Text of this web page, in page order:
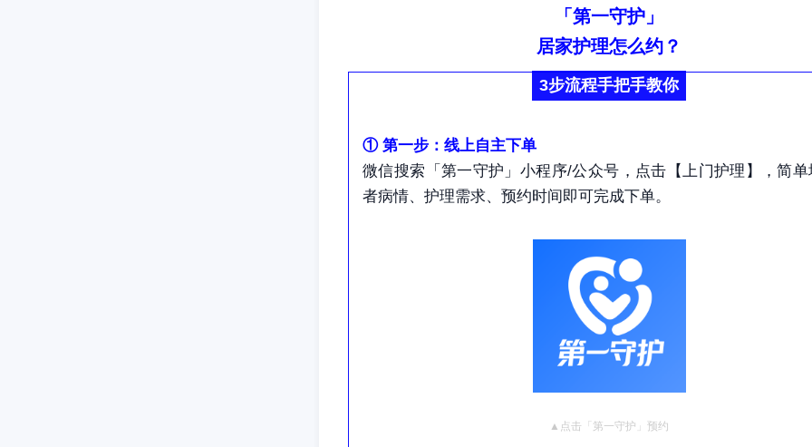
「第一守护」
居家护理怎么约？
3步流程手把手教你
① 第一步：线上自主下单
微信搜索「第一守护」小程序/公众号，点击【上门护理】，简单
者病情、护理需求、预约时间即可完成下单。
▲ 点击「第一守护」预约